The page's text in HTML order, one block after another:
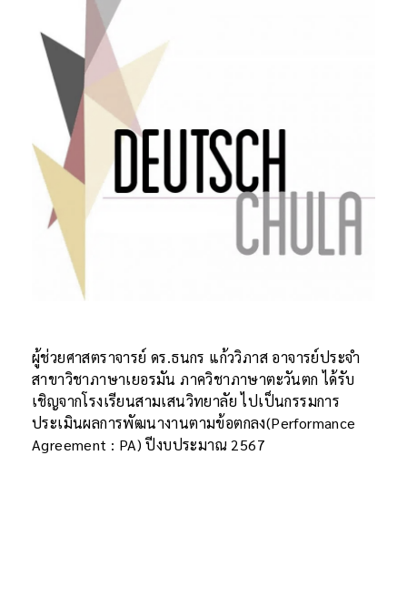
ผู้ช่วยศาสตราจารย์ ดร.ธนกร แก้ววิภาส อาจารย์ประจำ
สาขาวิชาภาษาเยอรมัน ภาควิชาภาษาตะวันตก ได้รับ
เชิญจากโรงเรียนสามเสนวิทยาลัย ไปเป็นกรรมการ
ประเมินผลการพัฒนางานตามข้อตกลง(Performance
Agreement : PA) ปีงบประมาณ 2567